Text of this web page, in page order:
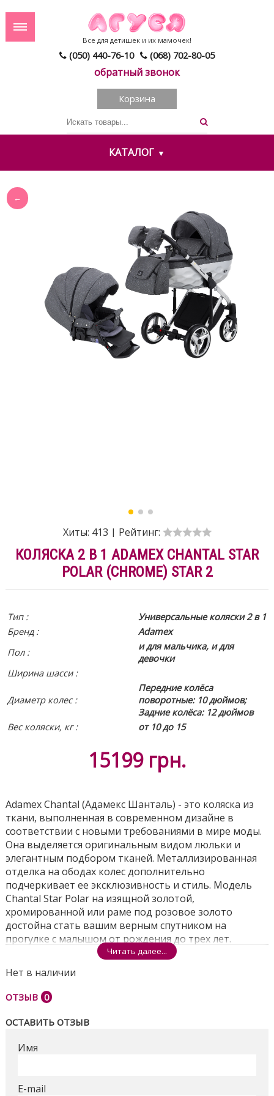
(050) 440-76-10 (068) 702-80-05
обратный звонок
Все для детишек и их мамочек!
Корзина
КАТАЛОГ
Хиты: 413 | Рейтинг:
КОЛЯСКА 2 В 1 ADAMEX CHANTAL STAR
POLAR (CHROME) STAR 2
Тип :
Универсальные коляски 2 в 1
Бренд :
Adamex
Пол :
и для мальчика, и для
девочки
Ширина шасси :
Диаметр колес :
Передние колёса
поворотные: 10 дюймов;
Задние колёса: 12 дюймов
Вес коляски, кг :
от 10 до 15
15199 грн.
Adamex Chantal (Адамекс Шанталь) - это коляска из
ткани, выполненная в современном дизайне в
соответствии с новыми требованиями в мире моды.
Она выделяется оригинальным видом люльки и
элегантным подбором тканей. Металлизированная
отделка на ободах колес дополнительно
подчеркивает ее эксклюзивность и стиль. Модель
Chantal Star Polar на изящной золотой,
хромированной или раме под розовое золото
достойна стать вашим верным спутником на
прогулке с малышом от рождения до трех лет.
Рама оснащена новым двойным амортизатором, с
функцией установки полной жесткости. Благодаря ей,
легко передвигается по любой поверхности, сохраняя
люльки и прогулочного блока имеет
козырёк, который предохраняет от попадания
вентиляционное отверстие. В чехле имеется окно для
Читать далее...
Нет в наличии
ОТЗЫВ 0
ОСТАВИТЬ ОТЗЫВ
Имя
E-mail